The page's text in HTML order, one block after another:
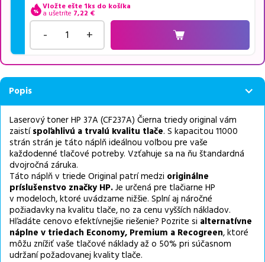
Vložte ešte 1ks do košíka
a ušetríte 7,22 €
- +
Popis
Laserový toner HP 37A (CF237A) Čierna triedy original vám
zaistíspoľahlivú a trvalú kvalitu tlače. S kapacitou 11000
strán strán je táto náplň ideálnou voľbou pre vaše
každodenné tlačové potreby. Vzťahuje sa na ňu štandardná
dvojročná záruka.
Táto náplň v triede Original patrí medzi originálne
príslušenstvo značky HP.Je určená pre tlačiarne HP
v modeloch, ktoré uvádzame nižšie. Splní aj náročné
požiadavky na kvalitu tlače, no za cenu vyšších nákladov.
Hľadáte cenovo efektívnejšie riešenie? Pozrite si alternatívne
náplne v triedach Economy, Premium a Recogreen, ktoré
môžu znížiť vaše tlačové náklady až o 50% pri súčasnom
udržaní požadovanej kvality tlače.